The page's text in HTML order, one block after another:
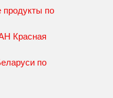
по
Красная
по